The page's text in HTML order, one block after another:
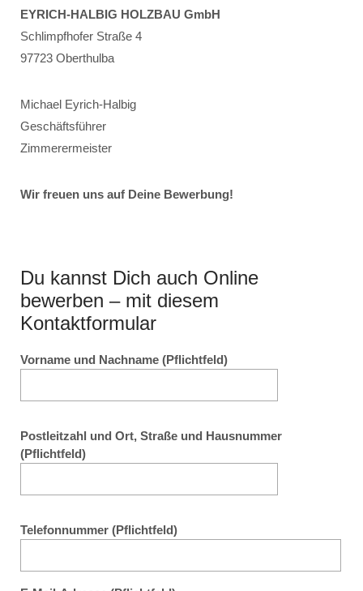
EYRICH-HALBIG HOLZBAU GmbH
Schlimpfhofer Straße 4
97723 Oberthulba
Michael Eyrich-Halbig
Geschäftsführer
Zimmerermeister
Wir freuen uns auf Deine Bewerbung!
Du kannst Dich auch Online
bewerben – mit diesem
Kontaktformular
Vorname und Nachname (Pflichtfeld)
Postleitzahl und Ort, Straße und Hausnummer
(Pflichtfeld)
Telefonnummer (Pflichtfeld)